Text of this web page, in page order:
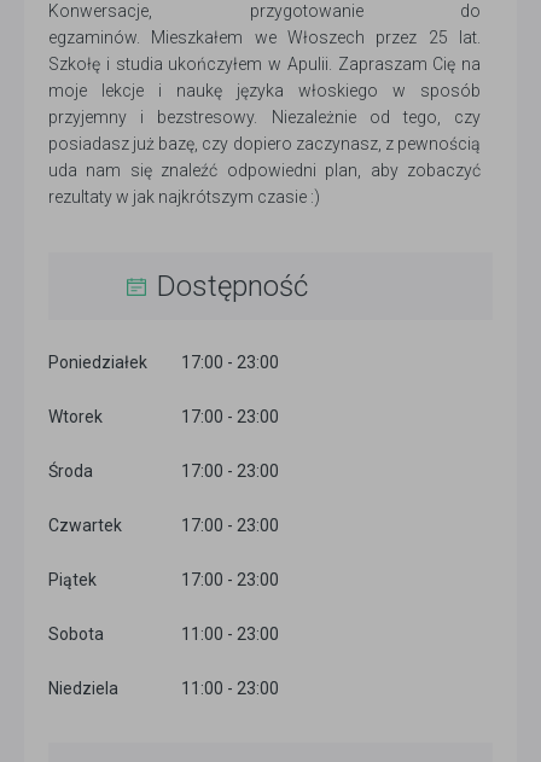
Konwersacje, przygotowanie do
egzaminów. Mieszkałem we Włoszech przez 25 lat.
Szkołę i studia ukończyłem w Apulii. Zapraszam Cię na
moje lekcje i naukę języka włoskiego w sposób
przyjemny i bezstresowy. Niezależnie od tego, czy
posiadasz już bazę, czy dopiero zaczynasz, z pewnością
uda nam się znaleźć odpowiedni plan, aby zobaczyć
rezultaty w jak najkrótszym czasie :)
Dostępność
Poniedziałek 17:00 - 23:00
Wtorek 17:00 - 23:00
Środa 17:00 - 23:00
Czwartek 17:00 - 23:00
Piątek 17:00 - 23:00
Sobota 11:00 - 23:00
Niedziela 11:00 - 23:00